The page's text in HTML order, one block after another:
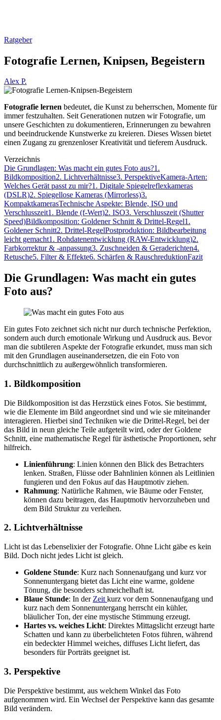
Ratgeber
Fotografie Lernen, Knipsen, Begeistern
Alex P.
Fotografie lernen bedeutet, die Kunst zu beherrschen, Momente für
immer festzuhalten. Seit Generationen nutzen wir Fotografie, um
unsere Geschichten zu dokumentieren, Erinnerungen zu bewahren
und beeindruckende Kunstwerke zu kreieren. Dieses Wissen bietet
einen Zugang zu grenzenloser Kreativität und tieferem Ausdruck.
Verzeichnis
Die Grundlagen: Was macht ein gutes Foto aus?1.
Bildkomposition2. Lichtverhältnisse3. PerspektiveKamera-Arten:
Welches Gerät passt zu mir?1. Digitale Spiegelreflexkameras
(DSLR)2. Spiegellose Kameras (Mirrorless)3.
KompaktkamerasTechnische Aspekte: Blende, ISO und
Verschlusszeit1. Blende (f-Wert)2. ISO3. Verschlusszeit (Shutter
Speed)Bildkomposition: Goldener Schnitt & Drittel-Regel1.
Goldener Schnitt2. Drittel-RegelPostproduktion: Bildbearbeitung
leicht gemacht1. Rohdatenentwicklung (RAW-Entwicklung)2.
Farbkorrektur & -anpassung3. Zuschneiden & Geraderichten4.
Retusche5. Filter & Effekte6. Schärfen & RauschreduktionFazit
Die Grundlagen: Was macht ein gutes
Foto aus?
Ein gutes Foto zeichnet sich nicht nur durch technische Perfektion,
sondern auch durch emotionale Wirkung und Ausdruck aus. Bevor
man die subtileren Aspekte der Fotografie erkundet, muss man sich
mit den Grundlagen auseinandersetzen, die ein Foto von
durchschnittlich zu außergewöhnlich transformieren.
1. Bildkomposition
Die Bildkomposition ist das Herzstück eines Fotos. Sie bestimmt,
wie die Elemente im Bild angeordnet sind und wie sie miteinander
interagieren. Hierbei sind Techniken wie die Drittel-Regel, bei der
das Bild in neun gleiche Teile aufgeteilt wird, oder der Goldene
Schnitt, eine mathematische Regel für ästhetische Proportionen, sehr
hilfreich.
Linienführung: Linien können den Blick des Betrachters
lenken. Straßen, Flüsse oder Bahnlinien können als Leitlinien
fungieren und den Fokus auf das Hauptmotiv ziehen.
Rahmung: Natürliche Rahmen, wie Bäume oder Fenster,
können dazu beitragen, das Hauptmotiv hervorzuheben und
dem Bild Struktur zu verleihen.
2. Lichtverhältnisse
Licht ist das Lebenselixier der Fotografie. Ohne Licht gäbe es kein
Bild. Doch nicht jedes Licht ist gleich.
Goldene Stunde: Kurz nach Sonnenaufgang und kurz vor
Sonnenuntergang bietet das Licht eine warme, goldene
Tönung, die besonders schmeichelhaft ist.
Blaue Stunde: In der Zeit kurz vor dem Sonnenaufgang und
kurz nach dem Sonnenuntergang herrscht ein kühler,
bläulicher Ton, der eine mystische Stimmung erzeugt.
Hartes vs. weiches Licht: Direktes Mittagslicht erzeugt harte
Schatten und kann zu überbelichteten Fotos führen, während
ein bedeckter Himmel weiches, diffuses Licht liefert, das
besonders für Porträts geeignet ist.
3. Perspektive
Die Perspektive bestimmt, aus welchem Winkel das Foto
aufgenommen wird. Ein Wechsel der Perspektive kann das gesamte
Bild verändern.